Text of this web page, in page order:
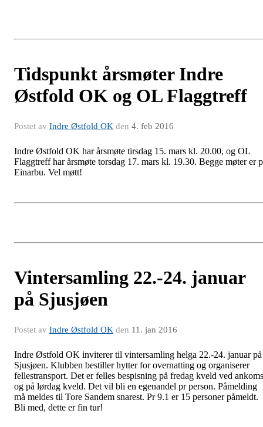
Tidspunkt årsmøter Indre
Østfold OK og OL Flaggtreff
Postet av Indre Østfold OK den 4. feb 2016
Indre Østfold OK har årsmøte tirsdag 15. mars kl. 20.00, og OL
Flaggtreff har årsmøte torsdag 17. mars kl. 19.30. Begge møter er
Einarbu. Vel møtt!
Vintersamling 22.-24. januar
på Sjusjøen
Postet av Indre Østfold OK den 11. jan 2016
Indre Østfold OK inviterer til vintersamling helga 22.-24. januar på
Sjusjøen. Klubben bestiller hytter for overnatting og organiserer
fellestransport. Det er felles bespisning på fredag kveld ved
og på lørdag kveld. Det vil bli en egenandel pr person. Påmelding
må meldes til Tore Sandem snarest. Pr 9.1 er 15 personer påmeldt.
Bli med, dette er fin tur!